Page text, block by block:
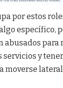
por estos
específico,
abusados
servicios y
moverse